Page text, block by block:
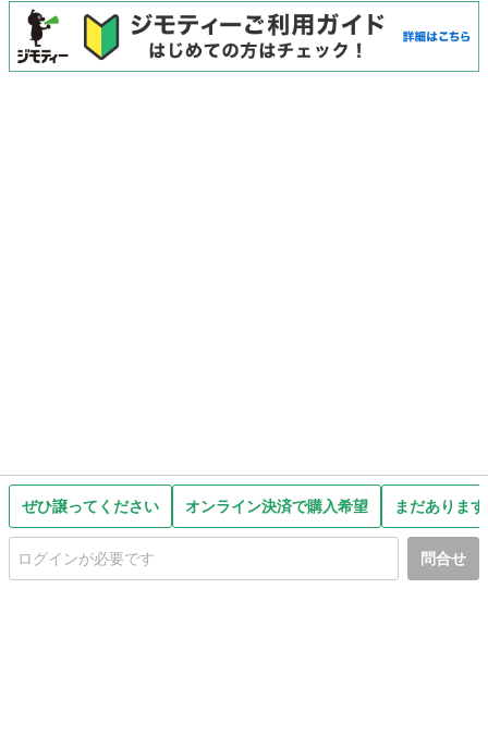
ぜひ譲ってください オンライン決済で購入希望 まだありま
問合せ